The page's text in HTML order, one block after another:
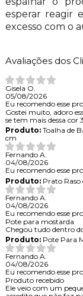
esperar reagir
excesso com o
Avaliações dos
Gisela O.
05/08/2026
Eu recomendo esse
Gostei muito, adoro
se tem mais dessa cor
Produto:Toalha de
cm
Fernando A.
04/08/2026
Eu recomendo esse
Produto:Prato Raso
Fernando A.
04/08/2026
Eu recomendo esse
Pote para mostarda
Chegou tudo dentro
Produto:Pote Para
Fernando A.
04/08/2026
Eu recomendo esse
Produto recebido
Ele veio com um